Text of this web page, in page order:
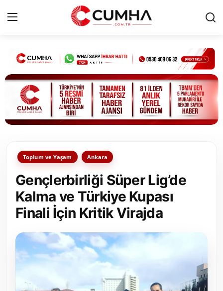
Kurumsal
Cumhurbaşkanlığı
Bakanlıklar
Siyasi Partiler
Yerel Yönetimler
Mülki İdare
Toplum ve Yaşam
Sivil Toplum Kuruluşları
Kamu Kurumları ve Üst Kurullar
Toplum ve Yaşam Ankara
Gençlerbirliği Süper Lig’de
Kalma ve Türkiye Kupası
Finali İçin Kritik Virajda